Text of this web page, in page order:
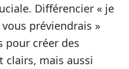
Différencier « je
préviendrais »
pour créer des
clairs, mais aussi